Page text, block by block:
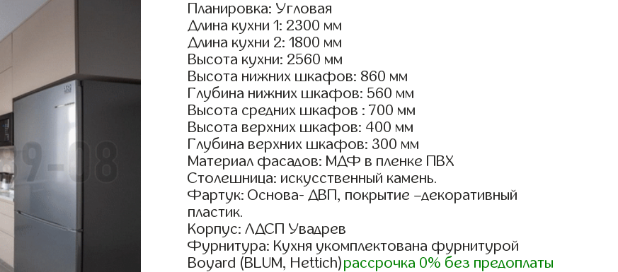
Планировка: Угловая
Длина кухни 1: 2300 мм
Длина кухни 2: 1800 мм
Высота кухни: 2560 мм
Высота нижних шкафов: 860 мм
Глубина нижних шкафов: 560 мм
Высота средних шкафов : 700 мм
Высота верхних шкафов: 400 мм
Глубина верхних шкафов: 300 мм
Материал фасадов: МДФ в пленке ПВХ
Столешница: искусственный камень.
Фартук: Основа- ДВП, покрытие –декоративный
пластик.
Корпус: ЛДСП Увадрев
Фурнитура: Кухня укомплектована фурнитурой
Boyard (BLUM, Hettich)рассрочка 0% без предоплаты